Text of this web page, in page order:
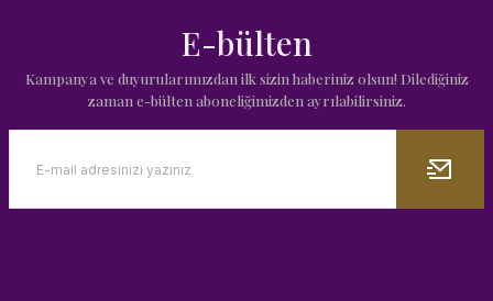
E-bülten
Kampanya ve duyurularımızdan ilk sizin haberiniz olsun! Dilediğiniz
zaman e-bülten aboneliğimizden ayrılabilirsiniz.